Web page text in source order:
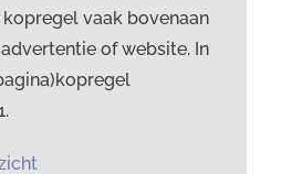
vaak bovenaan
of website. In